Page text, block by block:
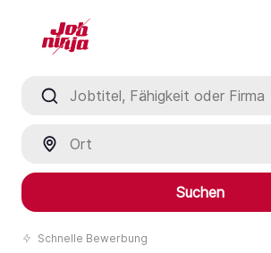
Suchen
Schnelle Bewerbung